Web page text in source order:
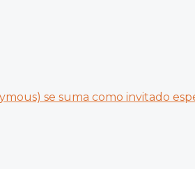
se suma como invitado